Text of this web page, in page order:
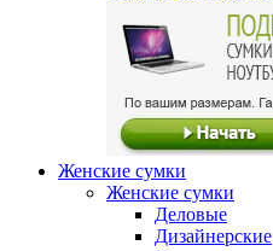
Женские сумки
Женские сумки
Деловые
Дизайнерские